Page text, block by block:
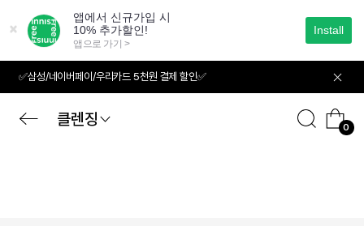
가
✅삼성/네이버페이/우리카드 5천원 결제 할인✅
클렌징 0